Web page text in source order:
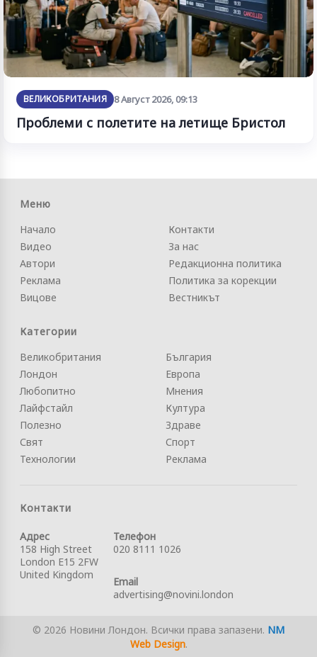
ВЕЛИКОБРИТАНИЯ 8 Август 2026, 09:13
Проблеми с полетите на летище Бристол
Меню
Начало
Видео
Автори
Реклама
Вицове
Контакти
За нас
Редакционна политика
Политика за корекции
Вестникът
Категории
Великобритания
Лондон
Любопитно
Лайфстайл
Полезно
Свят
Технологии
България
Европа
Мнения
Култура
Здраве
Спорт
Реклама
Контакти
Адрес
158 High Street
London E15 2FW
United Kingdom
Телефон
020 8111 1026
Email
advertising@novini.london
© 2026 Новини Лондон. Всички права запазени. NM
Web Design.